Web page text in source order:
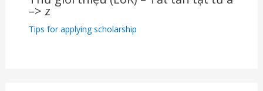
–> z
Tips for applying scholarship